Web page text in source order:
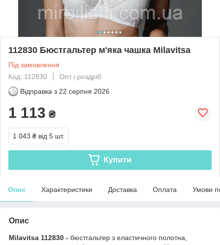
112830 Бюстгальтер м'яка чашка Milavitsa
Під замовлення
Код: 112830
Опт і роздріб
Відправка з 22 серпня 2026
1 113 ₴
1 043 ₴ від 5 шт.
Купити
Опис Характеристики Доставка Оплата Умови
Опис
Milavitsa 112830 - бюстгальтер з еластичного полотна,